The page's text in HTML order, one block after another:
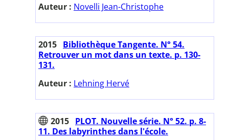
Auteur : Novelli Jean-Christophe
2015 Bibliothèque Tangente. N° 54.
Retrouver un mot dans un texte. p. 130-
131.
Auteur : Lehning Hervé
2015 PLOT. Nouvelle série. N° 52. p. 8-
11. Des labyrinthes dans l'école.